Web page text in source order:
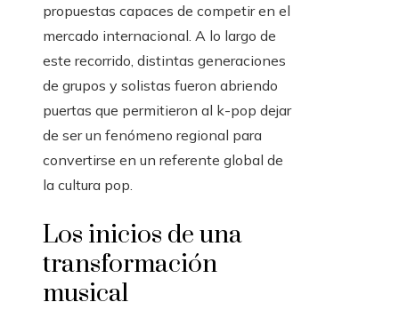
propuestas capaces de competir en el
mercado internacional. A lo largo de
este recorrido, distintas generaciones
de grupos y solistas fueron abriendo
puertas que permitieron al k-pop dejar
de ser un fenómeno regional para
convertirse en un referente global de
la cultura pop.
Los inicios de una
transformación
musical